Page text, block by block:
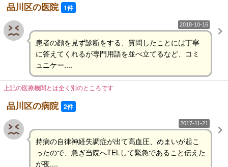
品川区の医院 1件
2018-10-16
患者の顔を見ず診断をする、質問したことには丁寧
に答えてくれるが専門用語を並べ立てるなど、コミ
ュニケー....
上記の医療機関とは全く別のところです
品川区の病院 2件
2017-11-21
持病の自律神経失調症が出て高血圧、めまいが起こ
ったので、急ぎ当院へTELして緊急であること伝えた
が夜....